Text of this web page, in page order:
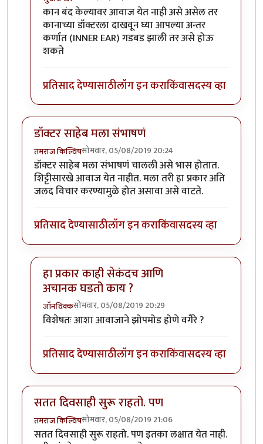
In reply toनाही.byतमराज किल्विष
कान बंद केल्यावर आवाज येत नाही असे असेल तर
कानाच्या डॉक्टरला दाखवून घ्या आपल्या अन्तर
कर्णात (INNER EAR) गडबड झाली तर असे होऊ
शकते
प्रतिसाद देण्यासाठीलॉग इन कराकिंवासदस्य व्हा
डॉक्टर साहेब मला संभाषणं
तमराज किल्विषसोमवार, 05/08/2019 20:24
डॉक्टर साहेब मला संभाषणं चालली असे भास होतात.
शिट्टीसारखे आवाज येत नाहीत. मला तरी हा प्रकार अति
जलद विचार करण्यामुळे होत असावा असे वाटते.
प्रतिसाद देण्यासाठीलॉग इन कराकिंवासदस्य व्हा
हा प्रकार काही सेकंदच आणि
अचानक घडतो काय ?
जॉनविक्कसोमवार, 05/08/2019 20:29
In reply toडॉक्टर साहेब मला संभाषणंbyतमराज किल्विष
विशेषतः आशा आवाजाने झोपमोड होणे वगैरे ?
प्रतिसाद देण्यासाठीलॉग इन कराकिंवासदस्य व्हा
सतत दिवसाही सुरू राहतो. पण
तमराज किल्विषसोमवार, 05/08/2019 21:06
सतत दिवसाही सुरू राहतो. पण इतका लक्षात येत नाही.